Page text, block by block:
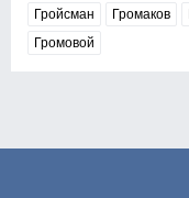
Гройсман
Громаков
Громовой